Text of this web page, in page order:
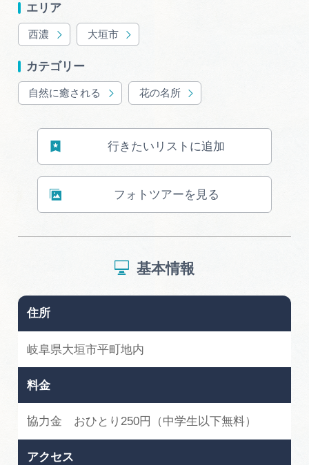
旅行会社・観光事業者の皆様へ
フォトライブラリー
動画ライブラリー
お問い合わせ
エリア
西濃 大垣市
カテゴリー
自然に癒される 花の名所
行きたいリストに追加
フォトツアーを見る
基本情報
住所
岐阜県大垣市平町地内
料金
協力金 おひとり250円（中学生以下無料）
アクセス